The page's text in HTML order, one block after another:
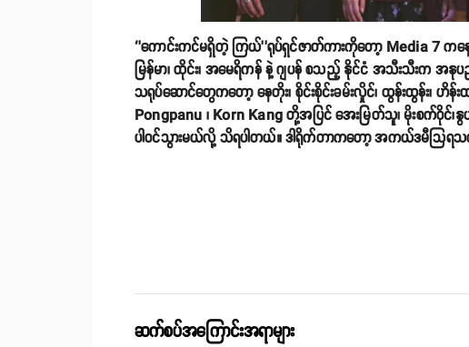
‘’ကောင်းကင်မရှိတဲ့ ကြယ်’’ရုပ်ရှင်ဇာတ်ကားကိုတော့ Media
မြန်မာ၊ ထိုင်း၊ အမေရိကန် နဲ့ ဂျပန် စသည့် နိုင်ငံ အသီးသီးက အနုပ
သရုပ်ဆောင်တွေကတော့ နေတိုး၊ စိုင်းစိုင်းခမ်းလှိုင်၊ ထွန်းထွန်း၊
Pongpanu ၊ Korn Kang တို့အပြင် အေးမြတ်သူ၊ မိုးစက်ဝိုင်
ပါဝင်သွားမယ်လို့ သိရပါတယ်။ ဒါရိုက်တာကတော့ အကယ်ဒမီသြရသက
ဆက်စပ်အကြောင်းအရာများ